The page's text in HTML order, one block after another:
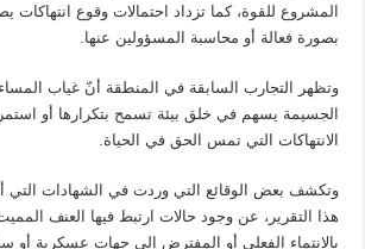
المشروع للقوة، كما تزداد احتمالات وقوع انتهاكات
بصورة فعالة أو محاسبة المسؤولين عنها.
وتظهر التجارب السابقة في المنطقة أنّ غياب
الجسيمة يسهم في خلق بيئة تسمح بتكرارها أو
الانتهاكات التي تمس الحق في الحياة.
وتكشف بعض الوقائع التي وردت في الشهادات التي
هذا التقرير، عن وجود حالات ارتبط فيها العنف
بالانتماء الفعلي أو المفترض إلى جهات عسكرية أو